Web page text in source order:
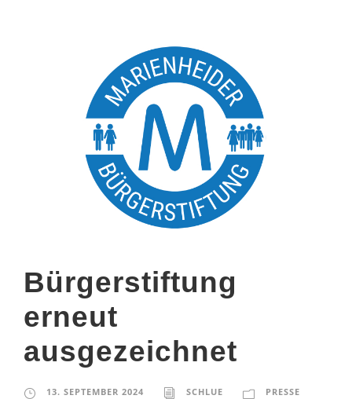
Bürgerstiftung
erneut
ausgezeichnet
13. SEPTEMBER 2024 SCHLUE PRESSE